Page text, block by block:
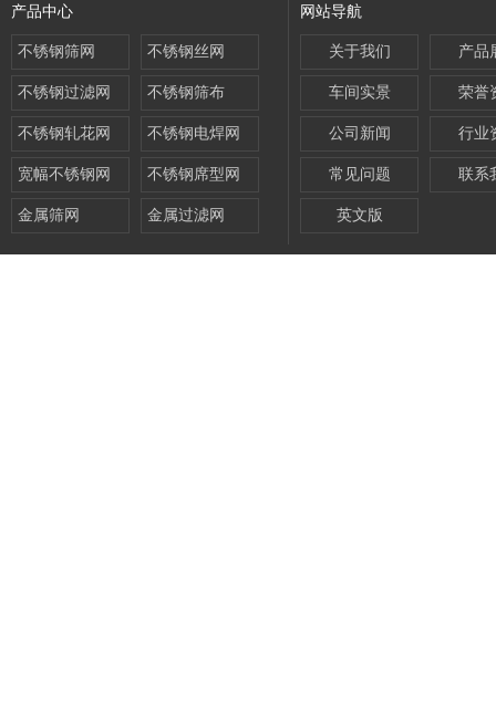
产品中心
不锈钢筛网 不锈钢丝网
不锈钢过滤网 不锈钢筛布
不锈钢轧花网 不锈钢电焊网
宽幅不锈钢网 不锈钢席型网
金属筛网 金属过滤网
网站导航
关于我们 产品
车间实景 荣誉
公司新闻 行业
常见问题 联系
英文版